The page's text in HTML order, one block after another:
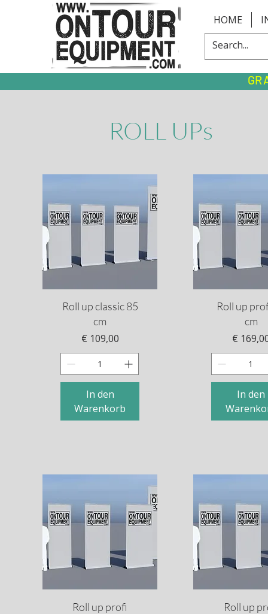
HOME
Schnellansicht
Roll up classic 85
cm
Preis
€ 109,00
In den
Warenkorb
Roll up
cm
Preis
€
In den
Schnellansicht
Roll up profi
Roll up
ROLL UPs